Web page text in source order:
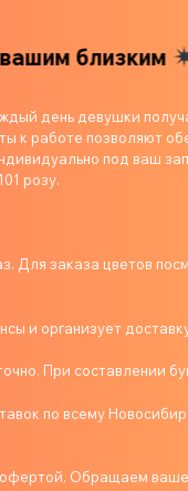
близким
день девушки
работе позволяют
под ваш
розу.
Для заказа цветов
и организует
При составлении
по всему
Обращаем